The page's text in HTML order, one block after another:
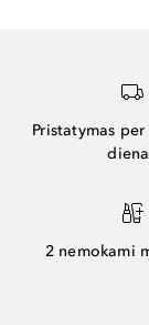
Pristatymas
2 nemokami